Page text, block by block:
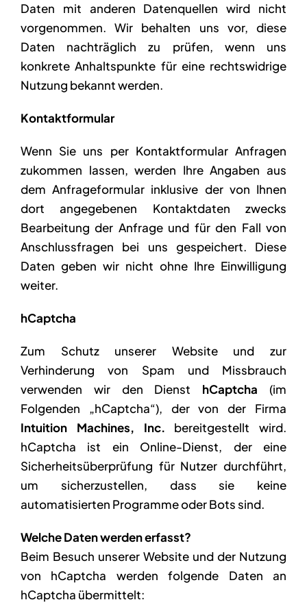
Daten mit anderen Datenquellen wird nicht
vorgenommen. Wir behalten uns vor, diese
Daten nachträglich zu prüfen, wenn uns
konkrete Anhaltspunkte für eine rechtswidrige
Nutzung bekannt werden.
Kontaktformular
Wenn Sie uns per Kontaktformular Anfragen
zukommen lassen, werden Ihre Angaben aus
dem Anfrageformular inklusive der von Ihnen
dort angegebenen Kontaktdaten zwecks
Bearbeitung der Anfrage und für den Fall von
Anschlussfragen bei uns gespeichert. Diese
Daten geben wir nicht ohne Ihre Einwilligung
weiter.
hCaptcha
Zum Schutz unserer Website und zur
Verhinderung von Spam und Missbrauch
verwenden wir den Dienst hCaptcha (im
Folgenden „hCaptcha“), der von der Firma
Intuition Machines, Inc. bereitgestellt wird.
hCaptcha ist ein Online-Dienst, der eine
Sicherheitsüberprüfung für Nutzer durchführt,
um sicherzustellen, dass sie keine
automatisierten Programme oder Bots sind.
Welche Daten werden erfasst?
Beim Besuch unserer Website und der Nutzung
von hCaptcha werden folgende Daten an
hCaptcha übermittelt: